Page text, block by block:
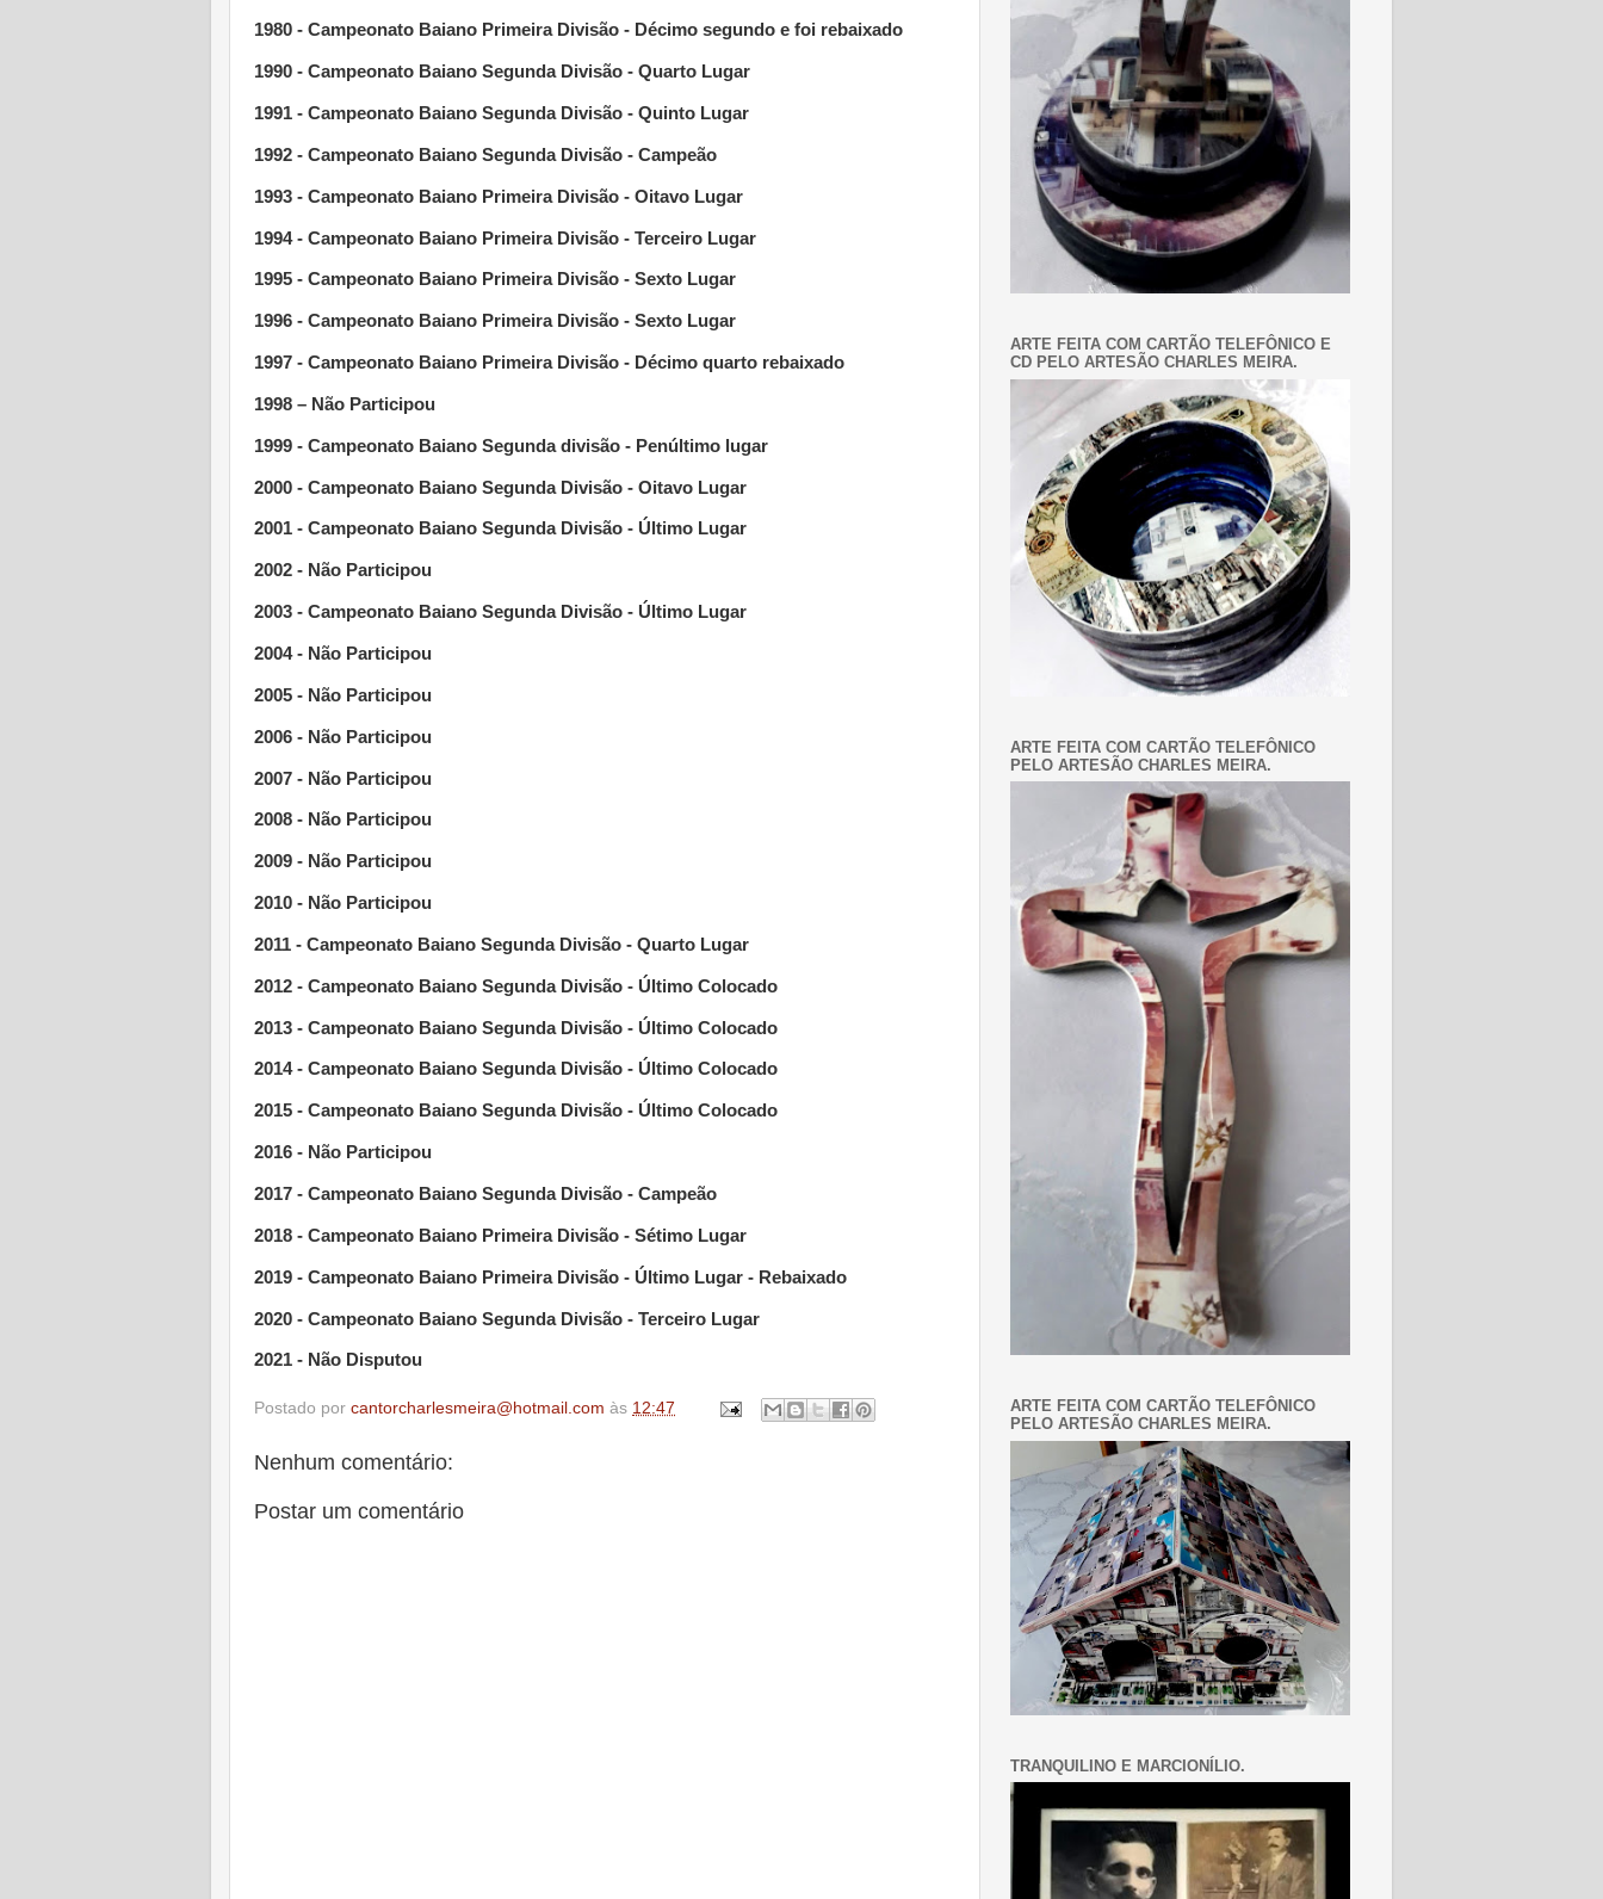
1980 - Campeonato Baiano Primeira Divisão - Décimo segundo e foi rebaixado
1990 - Campeonato Baiano Segunda Divisão - Quarto Lugar
1991 - Campeonato Baiano Segunda Divisão - Quinto Lugar
1992 - Campeonato Baiano Segunda Divisão - Campeão
1993 - Campeonato Baiano Primeira Divisão - Oitavo Lugar
1994 - Campeonato Baiano Primeira Divisão - Terceiro Lugar
1995 - Campeonato Baiano Primeira Divisão - Sexto Lugar
1996 - Campeonato Baiano Primeira Divisão - Sexto Lugar
1997 - Campeonato Baiano Primeira Divisão - Décimo quarto rebaixado
1998 – Não Participou
1999 - Campeonato Baiano Segunda divisão - Penúltimo lugar
2000 - Campeonato Baiano Segunda Divisão - Oitavo Lugar
2001 - Campeonato Baiano Segunda Divisão - Último Lugar
2002 - Não Participou
2003 - Campeonato Baiano Segunda Divisão - Último Lugar
2004 - Não Participou
2005 - Não Participou
2006 - Não Participou
2007 - Não Participou
2008 - Não Participou
2009 - Não Participou
2010 - Não Participou
2011 - Campeonato Baiano Segunda Divisão - Quarto Lugar
2012 - Campeonato Baiano Segunda Divisão - Último Colocado
2013 - Campeonato Baiano Segunda Divisão - Último Colocado
2014 - Campeonato Baiano Segunda Divisão - Último Colocado
2015 - Campeonato Baiano Segunda Divisão - Último Colocado
2016 - Não Participou
2017 - Campeonato Baiano Segunda Divisão - Campeão
2018 - Campeonato Baiano Primeira Divisão - Sétimo Lugar
2019 - Campeonato Baiano Primeira Divisão - Último Lugar - Rebaixado
2020 - Campeonato Baiano Segunda Divisão - Terceiro Lugar
2021 - Não Disputou
Postado por cantorcharlesmeira@hotmail.com às 12:47
Nenhum comentário:
Postar um comentário
ARTE FEITA COM CARTÃO TELEFÔNICO E
CD PELO ARTESÃO CHARLES MEIRA.
ARTE FEITA COM CARTÃO TELEFÔNICO
PELO ARTESÃO CHARLES MEIRA.
ARTE FEITA COM CARTÃO TELEFÔNICO
PELO ARTESÃO CHARLES MEIRA.
TRANQUILINO E MARCIONÍLIO.